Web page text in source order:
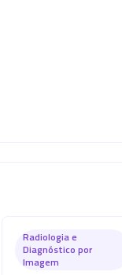
Radiologia e
Diagnóstico por
Imagem